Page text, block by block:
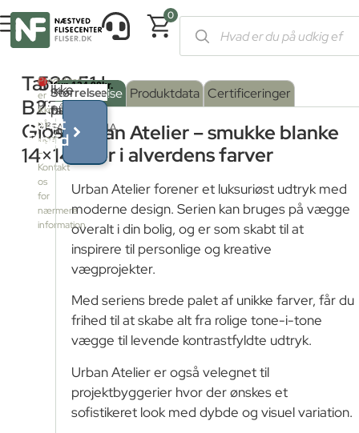
0
Forside/Shop /
Tangerina
B2300
Glossy
14×14
539,51kr.
pr.
M²
Produktet
er
ikke
på
lager
–
Kontakt
os
for
nærmere
information
Serie
farve
TANGERINA
Overflade:
Blank
Blank
Størrelse
Ikke
på
lager
Få et
tilbud
Beskrivelse Produktdata Certificeringer
Urban Atelier – smukke blanke
fliser i alverdens farver
Urban Atelier forener et luksuriøst udtryk med
moderne design. Serien kan bruges på vægge
overalt i din bolig, og er som skabt til at
inspirere til personlige og kreative
vægprojekter.
Med seriens brede palet af unikke farver, får du
frihed til at skabe alt fra rolige tone-i-tone
vægge til levende kontrastfyldte udtryk.
Urban Atelier er også velegnet til
projektbyggerier hvor der ønskes et
sofistikeret look med dybde og visuel variation.